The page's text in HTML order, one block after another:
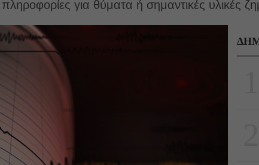
για θύματα ή σημαντικές υλικές